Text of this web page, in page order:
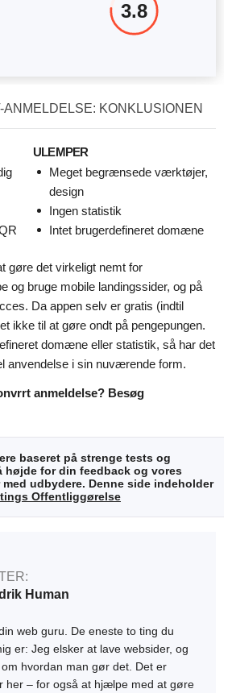
3.8
ANMELDELSE: KONKLUSIONEN
ULEMPER
Meget begrænsede værktøjer,
design
Ingen statistik
Intet brugerdefineret domæne
gøre det virkeligt nemt for
og bruge mobile landingssider, og på
Da appen selv er gratis (indtil
ikke til at gøre ondt på pengepungen.
domæne eller statistik, så har det
anvendelse i sin nuværende form.
anmeldelse? Besøg
baseret på strenge tests og
højde for din feedback og vores
udbydere. Denne side indeholder
Offentliggørelse
Human
web guru. De eneste to ting du
er: Jeg elsker at lave websider, og
hvordan man gør det. Det er
her – for også at hjælpe med at gøre